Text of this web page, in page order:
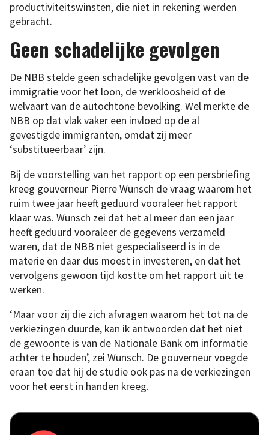
productiviteitswinsten, die niet in rekening werden
gebracht.
Geen schadelijke gevolgen
De NBB stelde geen schadelijke gevolgen vast van de
immigratie voor het loon, de werkloosheid of de
welvaart van de autochtone bevolking. Wel merkte de
NBB op dat vlak vaker een invloed op de al
gevestigde immigranten, omdat zij meer
‘substitueerbaar’ zijn.
Bij de voorstelling van het rapport op een persbriefing
kreeg gouverneur Pierre Wunsch de vraag waarom het
ruim twee jaar heeft geduurd vooraleer het rapport
klaar was. Wunsch zei dat het al meer dan een jaar
heeft geduurd vooraleer de gegevens verzameld
waren, dat de NBB niet gespecialiseerd is in de
materie en daar dus moest in investeren, en dat het
vervolgens gewoon tijd kostte om het rapport uit te
werken.
‘Maar voor zij die zich afvragen waarom het tot na de
verkiezingen duurde, kan ik antwoorden dat het niet
de gewoonte is van de Nationale Bank om informatie
achter te houden’, zei Wunsch. De gouverneur voegde
eraan toe dat hij de studie ook pas na de verkiezingen
voor het eerst in handen kreeg.